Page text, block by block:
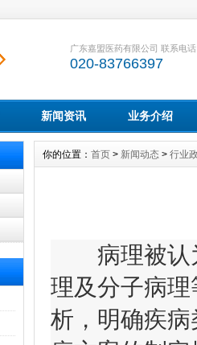
广东嘉盟医药有限公司 联系电话
020-83766397
新闻资讯 业务介绍
你的位置： 首页 > 新闻动态 > 行业
病理被认为
理及分子病
析，明确疾